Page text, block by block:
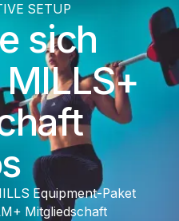
SETUP
sich
Equipment-Paket
Mitgliedschaft